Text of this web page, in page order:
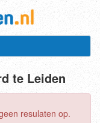
te Leiden
resulaten op.